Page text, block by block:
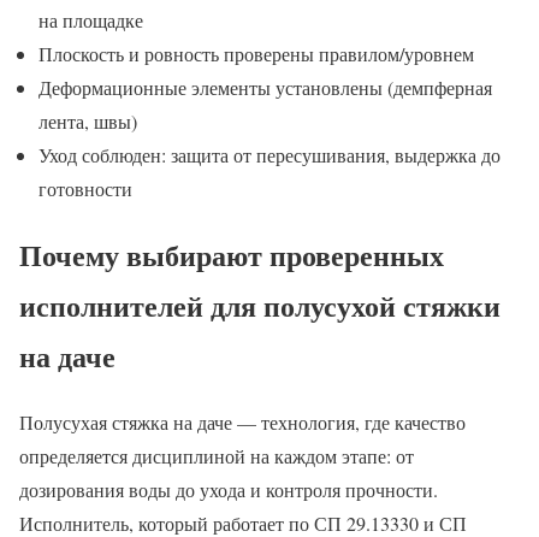
на площадке
Плоскость и ровность проверены правилом/уровнем
Деформационные элементы установлены (демпферная
лента, швы)
Уход соблюден: защита от пересушивания, выдержка до
готовности
Почему выбирают проверенных
исполнителей для полусухой стяжки
на даче
Полусухая стяжка на даче — технология, где качество
определяется дисциплиной на каждом этапе: от
дозирования воды до ухода и контроля прочности.
Исполнитель, который работает по СП 29.13330 и СП